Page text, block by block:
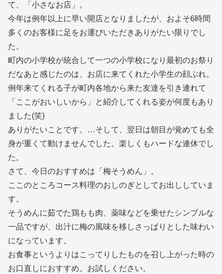
て、「小さなお店」。
今年は例年以上に早い開店となりましたが、およそ6時間
多くのお客様に足をお運びいただきありがたい限りでし
た。
町内の小学校が統合して一つの小学校になり最初のお祭り
だなあと感じたのは、お店に来てくれた小学生の顔ぶれ。
例年来てくれる子が町内各地から来た友達を引き連れて
「ここがおいしいから」と紹介してくれる姿が何度もあり
ました(笑)
ありがたいことです。…そして、翌日は朝目が覚めても全
身が重くて動けませんでした。楽しくもハードな連休でし
た。
さて、今日のおすすめは「梅そうめん」。
ここのところコース料理のおしのぎとしてお出ししていま
す。
そうめんに茹でた鶏もも肉、薬味などを乗せたシンプルな
一品ですが、出汁に梅の風味を移しさっぱりとした味わい
になっています。
お食事というよりはこってりしたものを召し上がった時の
お口直しにおすすめ。お試しください。